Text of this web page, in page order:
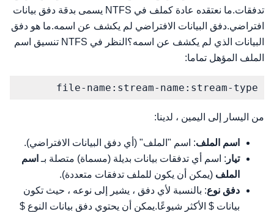
تدفقات.ما نعتقده عادة كملف في NTFS يسمى بدقة دفق بيانات
افتراضي.دفق البيانات الافتراضي لم يكشف عن اسمه.ما هو دفق
البيانات الذي لم يكشف عن اسمه؟النظر في NTFS تنسيق اسم
الملف المؤهل تماما:
file-name:stream-name:stream-type
من اليسار إلى اليمين ، لدينا:
اسم الملف: اسم "الملف" (أي دفق البيانات الافتراضي).
تيار : اسم أي تدفقات بيانات بديلة (مسماة) متصلة بـ اسم
الملف (يمكن أن يكون للملف تدفقات متعددة).
دفق نوع: بالنسبة لأي دفق ، يشير إلى نوعه ، حيث تكون
بيانات $ الأكثر شيوعًا.يمكن أن يحتوي دفق بيانات النوع $